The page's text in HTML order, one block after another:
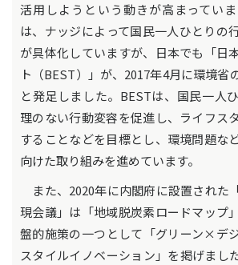
活用しようという動きが高まってい
は、ナッジによって国民一人ひとりの
が具体化していますが、日本でも「日
ト（BEST）」が、2017年4月に環境省
と発足しました。BESTは、国民一人
理のない行動変容を促進し、ライフス
することなどを目標とし、環境問題な
向けた取り組みを進めています。
また、2020年に内閣府に設置された
現会議」は「地域脱炭素ロードマップ
盤的施策の一つとして「グリーン×デ
スタイルイノベーション」を掲げまし